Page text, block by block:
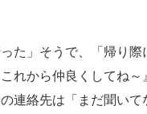
た」そうで、「帰り
れから仲良くしてね
連絡先は「まだ聞い